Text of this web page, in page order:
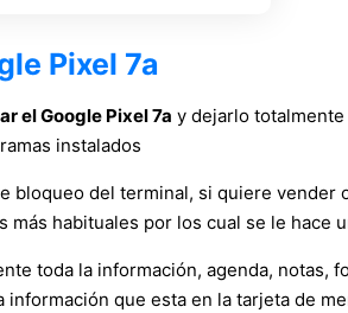
Pixel 7a
el Google Pixel 7a y dejarlo
instalados
bloqueo del terminal, si quiere
habituales por los cual se le hace
toda la información, agenda, notas,
que esta en la tarjeta de